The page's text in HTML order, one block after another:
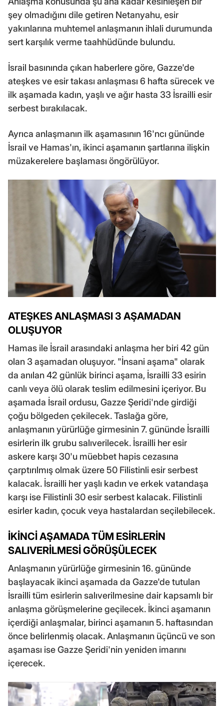
şey olmadığını dile getiren Netanyahu, esir
yakınlarına muhtemel anlaşmanın ihlali durumunda
sert karşılık verme taahhüdünde bulundu.
İsrail basınında çıkan haberlere göre, Gazze'de
ateşkes ve esir takası anlaşması 6 hafta sürecek ve
ilk aşamada kadın, yaşlı ve ağır hasta 33 İsrailli esir
serbest bırakılacak.
Ayrıca anlaşmanın ilk aşamasının 16'ncı gününde
İsrail ve Hamas'ın, ikinci aşamanın şartlarına ilişkin
müzakerelere başlaması öngörülüyor.
ATEŞKES ANLAŞMASI 3 AŞAMADAN
OLUŞUYOR
Hamas ile İsrail arasındaki anlaşma her biri 42 gün
olan 3 aşamadan oluşuyor. "İnsani aşama" olarak
da anılan 42 günlük birinci aşama, İsrailli 33 esirin
canlı veya ölü olarak teslim edilmesini içeriyor. Bu
aşamada İsrail ordusu, Gazze Şeridi'nde girdiği
çoğu bölgeden çekilecek. Taslağa göre,
anlaşmanın yürürlüğe girmesinin 7. gününde İsrailli
esirlerin ilk grubu salıverilecek. İsrailli her esir
askere karşı 30'u müebbet hapis cezasına
çarptırılmış olmak üzere 50 Filistinli esir serbest
kalacak. İsrailli her yaşlı kadın ve erkek vatandaşa
karşı ise Filistinli 30 esir serbest kalacak. Filistinli
esirler kadın, çocuk veya hastalardan seçilebilecek.
İKİNCİ AŞAMADA TÜM ESİRLERİN
SALIVERİLMESİ GÖRÜŞÜLECEK
Anlaşmanın yürürlüğe girmesinin 16. gününde
başlayacak ikinci aşamada da Gazze'de tutulan
İsrailli tüm esirlerin salıverilmesine dair kapsamlı bir
anlaşma görüşmelerine geçilecek. İkinci aşamanın
içerdiği anlaşmalar, birinci aşamanın 5. haftasından
önce belirlenmiş olacak. Anlaşmanın üçüncü ve son
aşaması ise Gazze Şeridi'nin yeniden imarını
içerecek.